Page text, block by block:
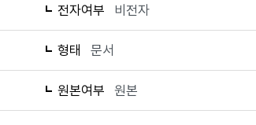
전자여부 비전자
형태 문서
원본여부 원본